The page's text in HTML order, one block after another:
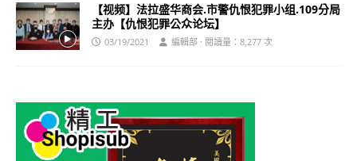
【视频】法拉盛华商会.市警仇恨犯罪小组.109分局
主办【仇恨犯罪公众论坛】
03/19/2021 編輯部 · 閱讀量：8,277 次